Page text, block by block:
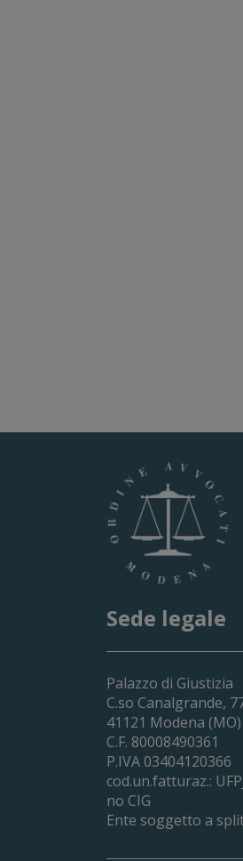
Sede legale
Palazzo di Giustizia
C.so Canalgrande,
41121 Modena
C.F. 80008490361
P.IVA 03404120366
cod.un.fatturaz.:
no CIG
Ente soggetto a